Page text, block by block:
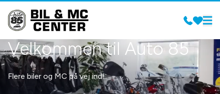
Velkommen til Auto 85
Flere biler og MC på vej ind!